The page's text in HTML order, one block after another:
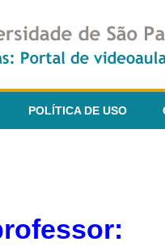
POLÍTICA DE USO